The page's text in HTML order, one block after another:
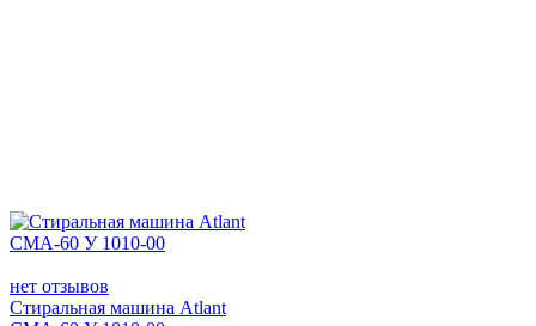
нет отзывов
Стиральная машина Atlant